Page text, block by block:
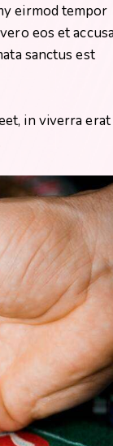
eirmod tempor
eos et
sanctus est
in viverra erat